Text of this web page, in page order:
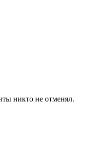
никто не отменял.